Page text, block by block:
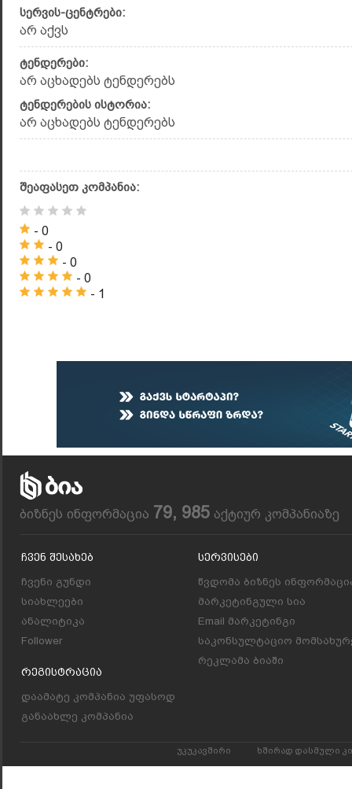
სერვის-ცენტრები:
არ აქვს
ტენდერები:
არ აცხადებს ტენდერებს
ტენდერების ისტორია:
არ აცხადებს ტენდერებს
შეაფასეთ კომპანია:
- 0
- 0
- 0
- 0
- 1
ბიზნეს ინფორმაცია 79, 985 აქტიურ კომპანიაზე
Ჩვენ Შესახებ
ჩვენი გუნდი
სიახლეები
ანალიტიკა
Follower
Რეგისტრაცია
დაამატე კომპანია უფასოდ
განაახლე კომპანია
Სერვისები
წვდომა ბიზნეს
მარკეტინგული სია
Email მარკეტინგი
საკონსულტაციო
რეკლამა ბიაში
უკუკავშირი ხშირად დასმული